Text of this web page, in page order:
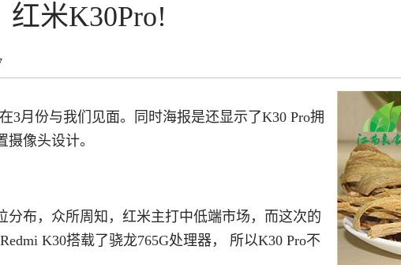
米K30Pro!
3月份与我们见面。同时海报是还显示了K30 Pro拥
像头设计。
布，众所周知，红米主打中低端市场，而这次的
K30搭载了骁龙765G处理器， 所以K30 Pro不